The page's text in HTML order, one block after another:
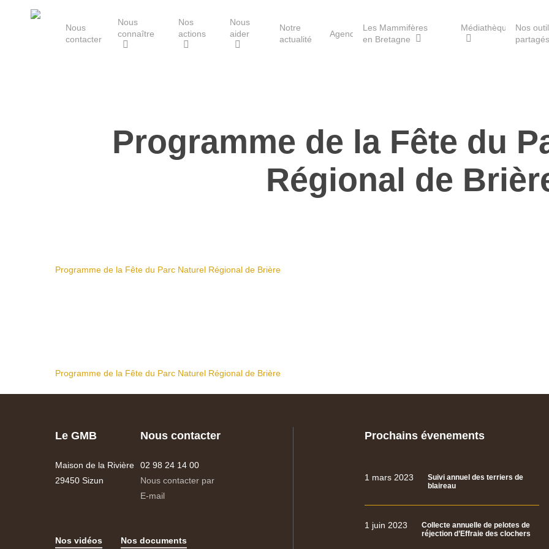
Hit enter to search or ESC to close
Nous
contacter
Nous
connaître
Nos
actions
Les Havres de paix pour la
loutre
Les Refuges pour les
chauves-souris
Nous
aider
Notre
actualité
Agenda
Les Mammifères
en Bretagne
Médiathèque
Nos
partagés
Programme de la Fête du
Régional de
Programme de la Fête du Parc Naturel Régional de Brière
Programme de la Fête du Parc Naturel Régional de Brière
Le GMB
Maison de la Rivière
29450 Sizun
Nous contacter
02 98 24 14 00
Nous contacter par
E-mail
Nos vidéos Nos documents
Prochains évenements
1 mars 2023
Suivi annuel des terriers de
blaireau
1 juin 2023
Collecte annuelle de pelotes de
réjection d’Effraie des clochers